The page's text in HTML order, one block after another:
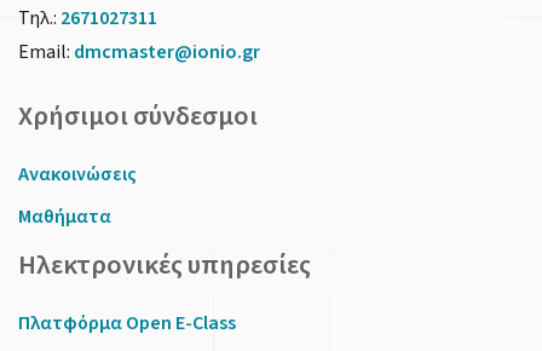
Τηλ.: 2671027311
Email: dmcmaster@ionio.gr
Χρήσιμοι σύνδεσμοι
Ανακοινώσεις
Μαθήματα
Ηλεκτρονικές υπηρεσίες
Πλατφόρμα Open E-Class